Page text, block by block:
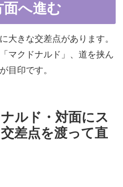
へ進む
大きな交差点があります。
マクドナルド」、道を挟ん
目印です。
ルド・対面にス
差点を渡って直